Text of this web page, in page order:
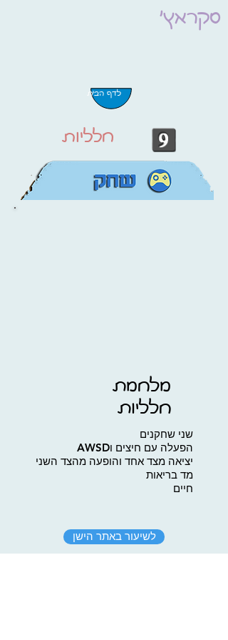
סקראץ'
לדף הבית
חלליות
מלחמת
חלליות
שני שחקנים
הפעלה עם חיצים וAWSD
יציאה מצד אחד והופעה מהצד השני
מד בריאות
חיים
לשיעור באתר הישן